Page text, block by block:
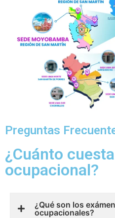
Preguntas
¿Cuánto
ocupacional?
¿Qué son los
ocupacionales?